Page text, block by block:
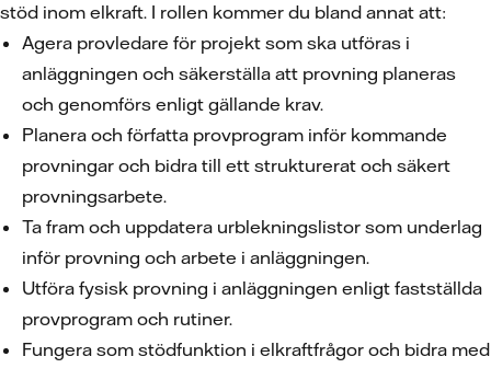
stöd inom elkraft. I rollen kommer du bland annat att:
Agera provledare för projekt som ska utföras i
anläggningen och säkerställa att provning planeras
och genomförs enligt gällande krav.
Planera och författa provprogram inför kommande
provningar och bidra till ett strukturerat och säkert
provningsarbete.
Ta fram och uppdatera urblekningslistor som underlag
inför provning och arbete i anläggningen.
Utföra fysisk provning i anläggningen enligt fastställda
provprogram och rutiner.
Fungera som stödfunktion i elkraftfrågor och bidra med